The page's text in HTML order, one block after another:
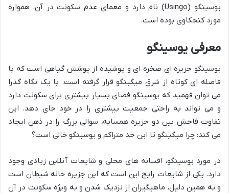
یوسینگو (Usingo) نام دارد و معمای عدم سکونت در آن، همواره
مورد کنجکاوی بوده است.
معرفی یوسینگو
یوسینگو جزیره ای صخره ای و پوشیده از پوشش گیاهی است که با
فاصله ای کوتاه از شرق میگینگو قرار گرفته است. با یک نگاه گذرا
می توان فهمید که یوسینگو فضای بسیار بیشتری برای سکونت دارد
و می تواند به راحتی جمعیت بیشتری را در خود جای دهد. این
تفاوت فاحش بین دو جزیره همسایه، سوالی بزرگ را در ذهن ایجاد
می کند: چرا میگینگو تا این حد متراکم و یوسینگو خالی است؟
در مورد یوسینگو، افسانه های محلی و شایعات آنلاین زیادی وجود
دارد. یکی از شایعات رایج این است که این جزیره خانه شیطان است
و به همین دلیل، ماهیگیران از نزدیک شدن و به ویژه سکونت در آن